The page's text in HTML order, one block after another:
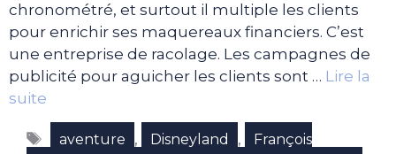
chronométré, et surtout il multiple les clients
pour enrichir ses maquereaux financiers. C’est
une entreprise de racolage. Les campagnes de
publicité pour aguicher les clients sont … Lire la
suite
Étiquettes
aventure , Disneyland , François